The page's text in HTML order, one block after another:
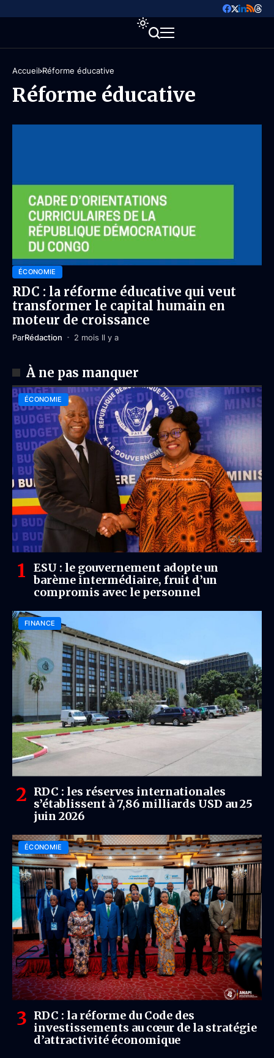
Accueil Réforme éducative
Réforme éducative
ÉCONOMIE
RDC : la réforme éducative qui veut
transformer le capital humain en
moteur de croissance
ParRédaction 2 mois Il y a
À ne pas manquer
ÉCONOMIE
ESU : le gouvernement adopte un
barème intermédiaire, fruit d’un
compromis avec le personnel
FINANCE
RDC : les réserves internationales
s’établissent à 7,86 milliards USD au 25
juin 2026
ÉCONOMIE
RDC : la réforme du Code des
investissements au cœur de la stratégie
d’attractivité économique